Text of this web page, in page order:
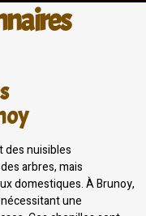
des nuisibles
arbres, mais
domestiques. À Brunoy,
une